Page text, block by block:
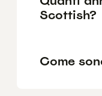
Scottish?
Come